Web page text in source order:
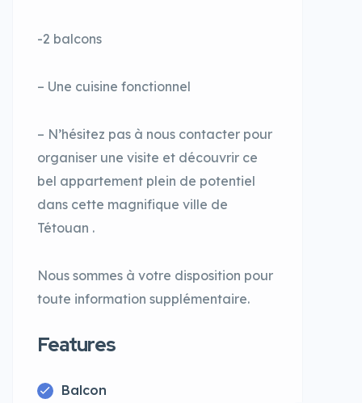
-2 balcons
– Une cuisine fonctionnel
– N’hésitez pas à nous contacter pour
organiser une visite et découvrir ce
bel appartement plein de potentiel
dans cette magnifique ville de
Tétouan .
Nous sommes à votre disposition pour
toute information supplémentaire.
Features
Balcon